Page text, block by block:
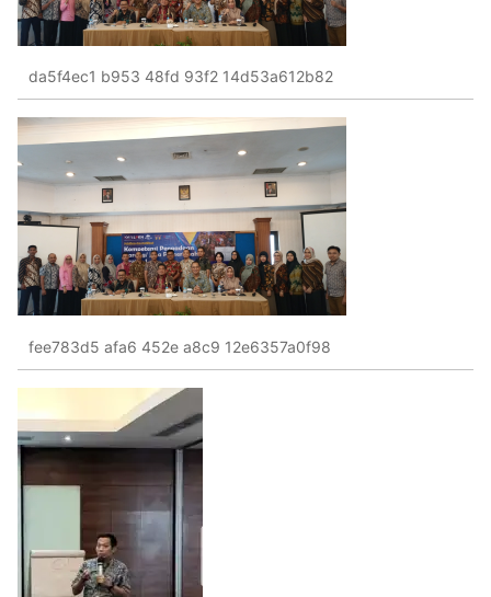
da5f4ec1 b953 48fd 93f2 14d53a612b82
fee783d5 afa6 452e a8c9 12e6357a0f98